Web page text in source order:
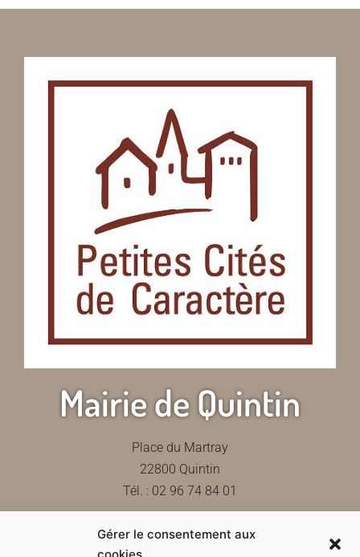
Gérer le consentement aux
Mairie de Quintin
Place du Martray
22800 Quintin
Tél. : 02 96 74 84 01
Contactez-nous